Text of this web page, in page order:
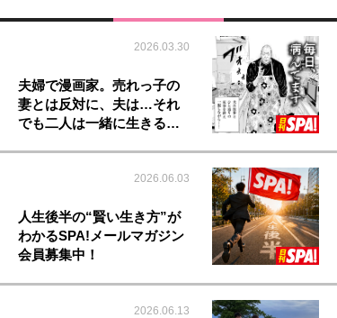
2026.03.30
夫婦で漫画家。売れっ子の
妻とは反対に、夫は…それ
でも二人は一緒に生きる…
2026.06.03
人生後半の“賢い生き方”が
わかるSPA!メールマガジン
会員募集中！
2026.06.13